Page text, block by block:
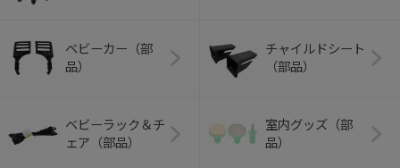
ベビーカー（部
品）
チャイルドシート
（部品）
ベビーラック＆チ
ェア（部品）
室内グッズ（部
品）